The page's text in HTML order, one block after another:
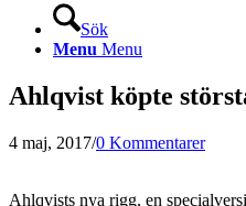
Sök
Menu Menu
Ahlqvist köpte
4 maj, 2017/0 Kommentarer
Ahlqvists nya rigg, en